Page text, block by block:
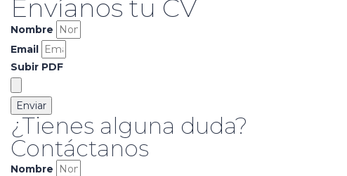
Envíanos tu CV
Nombre
Email
Subir PDF
Enviar
¿Tienes alguna duda?
Contáctanos
Nombre